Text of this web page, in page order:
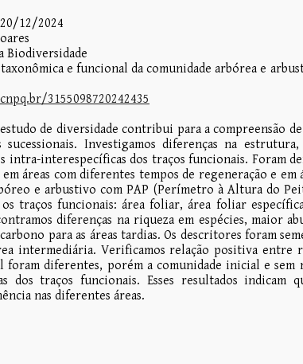
20/12/2024
Biodiversidade
e funcional da comunidade arbórea e
3155098720242435
de diversidade contribui para a compreensão
Investigamos diferenças na
interespecíficas dos traços funcionais. Foram
áreas com diferentes tempos de regeneração e em
e arbustivo com PAP (Perímetro à Altura do
traços funcionais: área foliar, área foliar
diferenças na riqueza em espécies, maior
para as áreas tardias. Os descritores foram
intermediária. Verificamos relação positiva entre
foram diferentes, porém a comunidade inicial e sem
dos traços funcionais. Esses resultados indicam
nas diferentes áreas.